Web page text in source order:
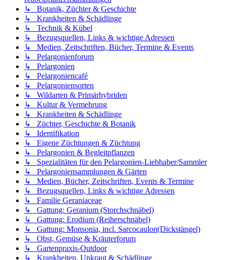
↳ Botanik, Züchter & Geschichte
↳ Krankheiten & Schädlinge
↳ Technik & Kübel
↳ Bezugsquellen, Links & wichtige Adressen
↳ Medien, Zeitschriften, Bücher, Termine & Events
↳ Pelargonienforum
↳ Pelargonien
↳ Pelargoniencafé
↳ Pelargoniensorten
↳ Wildarten & Primärhybriden
↳ Kultur & Vermehrung
↳ Krankheiten & Schädlinge
↳ Züchter, Geschichte & Botanik
↳ Identifikation
↳ Eigene Züchtungen & Züchtung
↳ Pelargonien & Begleitpflanzen
↳ Spezialitäten für den Pelargonien-Liebhaber/Sammler
↳ Pelargoniensammlungen & Gärten
↳ Medien, Bücher, Zeitschriften, Events & Termine
↳ Bezugsquellen, Links & wichtige Adressen
↳ Familie Geraniaceae
↳ Gattung: Geranium (Storchschnäbel)
↳ Gattung: Erodium (Reiherschnäbel)
↳ Gattung: Monsonia, incl. Sarcocaulon(Dickstängel)
↳ Obst, Gemüse & Kräuterforum
↳ Gartenpraxis-Outdoor
↳ Krankheiten, Unkraut & Schädlinge